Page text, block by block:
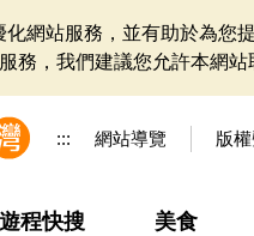
網站服務，並有助於為您
務，我們建議您允許本網
::: 網站導覽 版
遊程快搜 美食